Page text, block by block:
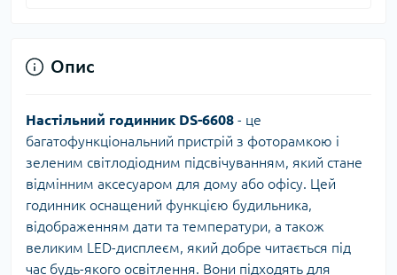
Опис
Настільний годинник DS-6608 - це
багатофункціональний пристрій з фоторамкою і
зеленим світлодіодним підсвічуванням, який стане
відмінним аксесуаром для дому або офісу. Цей
годинник оснащений функцією будильника,
відображенням дати та температури, а також
великим LED-дисплеєм, який добре читається під
час будь-якого освітлення. Вони підходять для